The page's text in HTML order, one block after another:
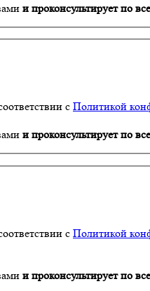
и проконсультирует по
с Политикой
и проконсультирует по
с Политикой
и проконсультирует по